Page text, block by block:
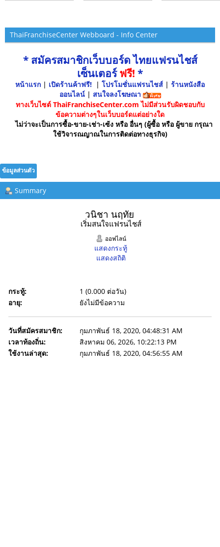
ThaiFranchiseCenter Webboard - Info Center
* สมัครสมาชิกเว็บบอร์ด ไทยแฟรนไชส์
เซ็นเตอร์ฟรี! *
หน้าแรก | เปิดร้านค้าฟรี! | โปรโมชั่นแฟรนไชส์ | ร้านหนังสือ
ออนไลน์ | สนใจลงโฆษณา
ทางเว็บไซต์ ThaiFranchiseCenter.com ไม่มีส่วนรับผิดชอบกับ
ข้อความต่างๆในเว็บบอร์ดแต่อย่างใด
ไม่ว่าจะเป็นการซื้อ-ขาย-เช่า-เซ้ง หรือ อื่นๆ (ผู้ซื้อ หรือ ผู้ขาย กรุณา
ใช้วิจารณญาณในการติดต่อทางธุรกิจ)
ข้อมูลส่วนตัว
Summary
วนิชา นฤทัย
เริ่มสนใจแฟรนไชส์
ออฟไลน์
แสดงกระทู้
แสดงสถิติ
กระทู้:
1 (0.000 ต่อวัน)
อายุ:
ยังไม่มีข้อความ
วันที่สมัครสมาชิก:
กุมภาพันธ์ 18, 2020, 04:48:31 AM
เวลาท้องถิ่น:
สิงหาคม 06, 2026, 10:22:13 PM
ใช้งานล่าสุด:
กุมภาพันธ์ 18, 2020, 04:56:55 AM